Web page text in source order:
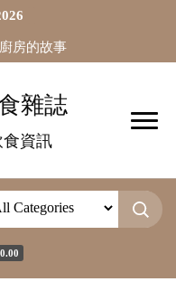
廚房的故事
雜誌
資訊